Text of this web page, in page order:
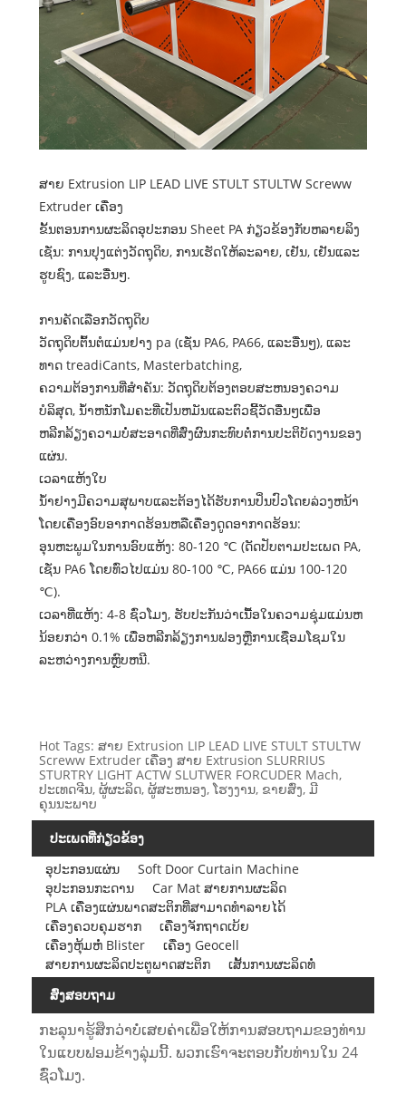
ສາຍ Extrusion LIP LEAD LIVE STULT STULTW Screww
Extruder ເຄື່ອງ
ຂັ້ນຕອນການຜະລິດອຸປະກອນ Sheet PA ກ່ຽວຂ້ອງກັບຫລາຍລິງ
ເຊັ່ນ: ການປຸງແຕ່ງວັດຖຸດິບ, ການເຮັດໃຫ້ລະລາຍ, ເຢັນ, ເຢັນແລະ
ຮູບຊົງ, ແລະອື່ນໆ.
ການຄັດເລືອກວັດຖຸດິບ
ວັດຖຸດິບຕົ້ນຕໍແມ່ນຢາງ pa (ເຊັ່ນ PA6, PA66, ແລະອື່ນໆ), ແລະ
ທາດ treadiCants, Masterbatching,
ຄວາມຕ້ອງການທີ່ສໍາຄັນ: ວັດຖຸດິບຕ້ອງຕອບສະຫນອງຄວາມ
ບໍລິສຸດ, ນ້ໍາຫນັກໂມຄະທີ່ເປັນຫມັນແລະຕົວຊີ້ວັດອື່ນໆເພື່ອ
ຫລີກລ້ຽງຄວາມບໍ່ສະອາດທີ່ສົ່ງຜົນກະທົບຕໍ່ການປະຕິບັດງານຂອງ
ແຜ່ນ.
ເວລາແຫ້ງໃບ
ນ້ໍາຢາງມີຄວາມສຸພາບແລະຕ້ອງໄດ້ຮັບການປິ່ນປົວໂດຍລ່ວງຫນ້າ
ໂດຍເຄື່ອງອົບອາກາດຮ້ອນຫລືເຄື່ອງດູດອາກາດຮ້ອນ:
ອຸນຫະພູມໃນການອົບແຫ້ງ: 80-120 ℃ (ດັດປັບຕາມປະເພດ PA,
ເຊັ່ນ PA6 ໂດຍທົ່ວໄປແມ່ນ 80-100 ℃, PA66 ແມ່ນ 100-120
℃).
ເວລາທີ່ແຫ້ງ: 4-8 ຊົ່ວໂມງ, ຮັບປະກັນວ່າເນື້ອໃນຄວາມຊຸ່ມແມ່ນຫ
ນ້ອຍກວ່າ 0.1% ເພື່ອຫລີກລ້ຽງການຟອງຫຼືການເຊື່ອມໂຊມໃນ
ລະຫວ່າງການຫຼົບຫນີ.
Hot Tags: ສາຍ Extrusion LIP LEAD LIVE STULT STULTW
Screww Extruder ເຄື່ອງ ສາຍ Extrusion SLURRIUS
STURTRY LIGHT ACTW SLUTWER FORCUDER Mach,
ປະເທດຈີນ, ຜູ້ຜະລິດ, ຜູ້ສະຫນອງ, ໂຮງງານ, ຂາຍສົ່ງ, ມີ
ຄຸນນະພາບ
ປະເພດທີ່ກ່ຽວຂ້ອງ
ອຸປະກອນແຜ່ນ
Soft Door Curtain Machine
ອຸປະກອນກະດານ
Car Mat ສາຍການຜະລິດ
PLA ເຄື່ອງແຜ່ນພາດສະຕິກທີ່ສາມາດທໍາລາຍໄດ້
ເຄື່ອງຄວບຄຸມຮາກ
ເຄື່ອງຈັກຖາດເບ້ຍ
ເຄື່ອງຫຸ້ມຫໍ່ Blister
ເຄື່ອງ Geocell
ສາຍການຜະລິດປະຕູພາດສະຕິກ
ເສັ້ນການຜະລິດທໍ່
ສົ່ງສອບຖາມ
ກະລຸນາຮູ້ສຶກວ່າບໍ່ເສຍຄ່າເພື່ອໃຫ້ການສອບຖາມຂອງທ່ານ
ໃນແບບຟອມຂ້າງລຸ່ມນີ້. ພວກເຮົາຈະຕອບກັບທ່ານໃນ 24
ຊົ່ວໂມງ.